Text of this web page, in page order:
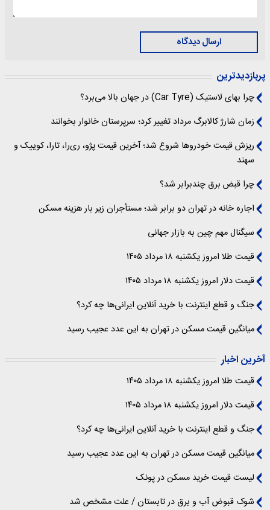
ارسال دیدگاه
پربازدیدترین
چرا بهای لاستیک (Car Tyre) در جهان بالا می‌برد؟
زمان شارژ کالابرگ مرداد تغییر کرد؛ سرپرستان خانوار بخوانند
ریزش قیمت خودروها شروع شد؛ آخرین قیمت پژو، ری‌را، تارا، کوییک و
سهند
چرا قبض برق چندبرابر شد؟
اجاره خانه در تهران دو برابر شد؛ مستأجران زیر بار هزینه مسکن
سیگنال‌ مهم چین به بازار جهانی
قیمت طلا امروز یکشنبه ۱۸ مرداد ۱۴۰۵
قیمت دلار امروز یکشنبه ۱۸ مرداد ۱۴۰۵
جنگ و قطع اینترنت با خرید آنلاین ایرانی‌ها چه کرد؟
میانگین قیمت مسکن در تهران به این عدد عجیب رسید
آخرین اخبار
قیمت طلا امروز یکشنبه ۱۸ مرداد ۱۴۰۵
قیمت دلار امروز یکشنبه ۱۸ مرداد ۱۴۰۵
جنگ و قطع اینترنت با خرید آنلاین ایرانی‌ها چه کرد؟
میانگین قیمت مسکن در تهران به این عدد عجیب رسید
لیست قیمت خرید مسکن در پونک
شوک قبوض آب و برق در تابستان / علت مشخص شد